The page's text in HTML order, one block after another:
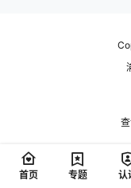
首页 专题 认